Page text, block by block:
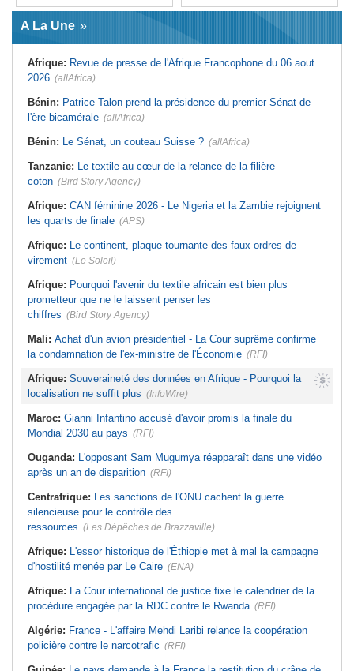
Afrique:Le continent, plaque
tournante des faux ordres de
virement
Mali:Achat d'un avion présidentiel -
condamnation de l'ex-ministre de
l'Économie
France la restitution du crâne de
Bokar Biro et de trois de ses
proches
premier président
l'environnement - La Roots Wild
Foundation distinguée au Grand Prix
Nelson Mandela
blessés dans un grave accident de
calcinée à Moknine après le
rétablissement du courant
premier tour, le Club Africain hérite
Tunisie: Crise sanitaire au pays -
A La Une
Afrique: Revue de presse de l'Afrique Francophone du 06 aout
2026 (allAfrica)
Bénin: Patrice Talon prend la présidence du premier Sénat de
l'ère bicamérale (allAfrica)
Bénin: Le Sénat, un couteau Suisse ? (allAfrica)
Tanzanie: Le textile au cœur de la relance de la filière
coton (Bird Story Agency)
Afrique: CAN féminine 2026 - Le Nigeria et la Zambie rejoignent
les quarts de finale (APS)
Afrique: Le continent, plaque tournante des faux ordres de
virement (Le Soleil)
Afrique: Pourquoi l'avenir du textile africain est bien plus
prometteur que ne le laissent penser les
chiffres (Bird Story Agency)
Mali: Achat d'un avion présidentiel - La Cour suprême confirme
la condamnation de l'ex-ministre de l'Économie (RFI)
Afrique: Souveraineté des données en Afrique - Pourquoi la
localisation ne suffit plus (InfoWire)
Maroc: Gianni Infantino accusé d'avoir promis la finale du
Mondial 2030 au pays (RFI)
Ouganda: L'opposant Sam Mugumya réapparaît dans une vidéo
après un an de disparition (RFI)
Centrafrique: Les sanctions de l'ONU cachent la guerre
silencieuse pour le contrôle des
ressources (Les Dépêches de Brazzaville)
Afrique: L'essor historique de l'Éthiopie met à mal la campagne
d'hostilité menée par Le Caire (ENA)
Afrique: La Cour international de justice fixe le calendrier de la
procédure engagée par la RDC contre le Rwanda (RFI)
Algérie: France - L'affaire Mehdi Laribi relance la coopération
policière contre le narcotrafic (RFI)